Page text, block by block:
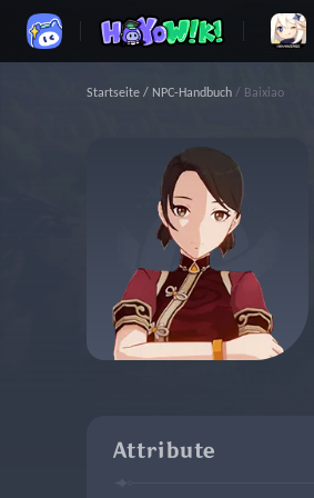
Startseite / NPC-Handbuch / Baixiao
Attribute